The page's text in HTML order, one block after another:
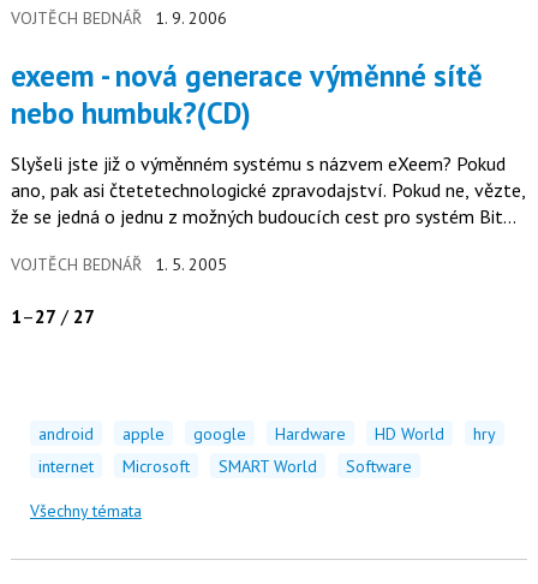
VOJTĚCH BEDNÁŘ 1. 9. 2006
exeem - nová generace výměnné sítě
nebo humbuk?(CD)
Slyšeli jste již o výměnném systému s názvem eXeem? Pokud
ano, pak asi čtetetechnologické zpravodajství. Pokud ne, vězte,
že se jedná o jednu z možných budoucích cest pro systém Bit...
VOJTĚCH BEDNÁŘ 1. 5. 2005
1–27 / 27
android apple google Hardware HD World
hry
internet
Microsoft SMART World Software
Všechny témata